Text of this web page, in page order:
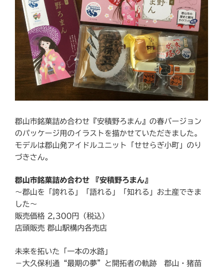
郡山市銘菓詰め合わせ『安積野ろまん』の春バージョン
のパッケージ用のイラストを描かせていただきました。
モデルは郡山発アイドルユニット「せせらぎ小町」のり
づきさん。
郡山市銘菓詰め合わせ 『安積野ろまん』
〜郡山を「誇れる」「語れる」「知れる」お土産できま
した〜
販売価格 2,300円（税込）
店頭販売 郡山駅構内各売店
未来を拓いた「一本の水路」
－大久保利通“最期の夢”と開拓者の軌跡 郡山・猪苗